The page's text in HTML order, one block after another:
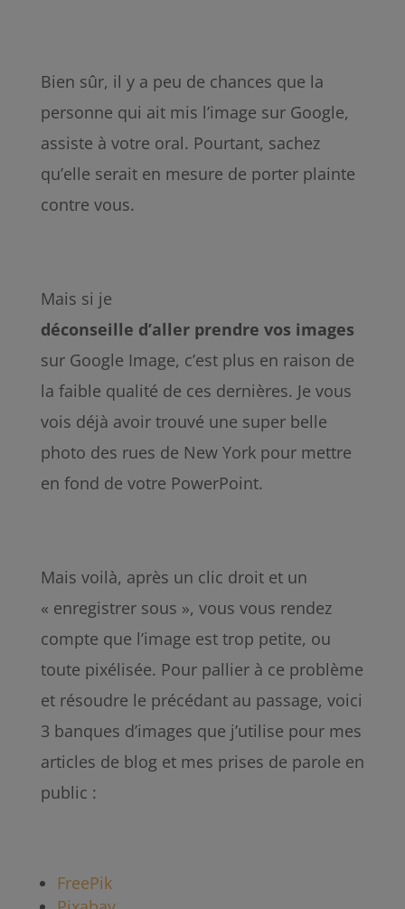
Bien sûr, il y a peu de chances que la
personne qui ait mis l’image sur Google,
assiste à votre oral. Pourtant, sachez
qu’elle serait en mesure de porter plainte
contre vous.
Mais si je
déconseille d’aller prendre vos images
sur Google Image, c’est plus en raison de
la faible qualité de ces dernières. Je vous
vois déjà avoir trouvé une super belle
photo des rues de New York pour mettre
en fond de votre PowerPoint.
Mais voilà, après un clic droit et un
« enregistrer sous », vous vous rendez
compte que l’image est trop petite, ou
toute pixélisée. Pour pallier à ce problème
et résoudre le précédant au passage, voici
3 banques d’images que j’utilise pour mes
articles de blog et mes prises de parole en
public :
FreePik